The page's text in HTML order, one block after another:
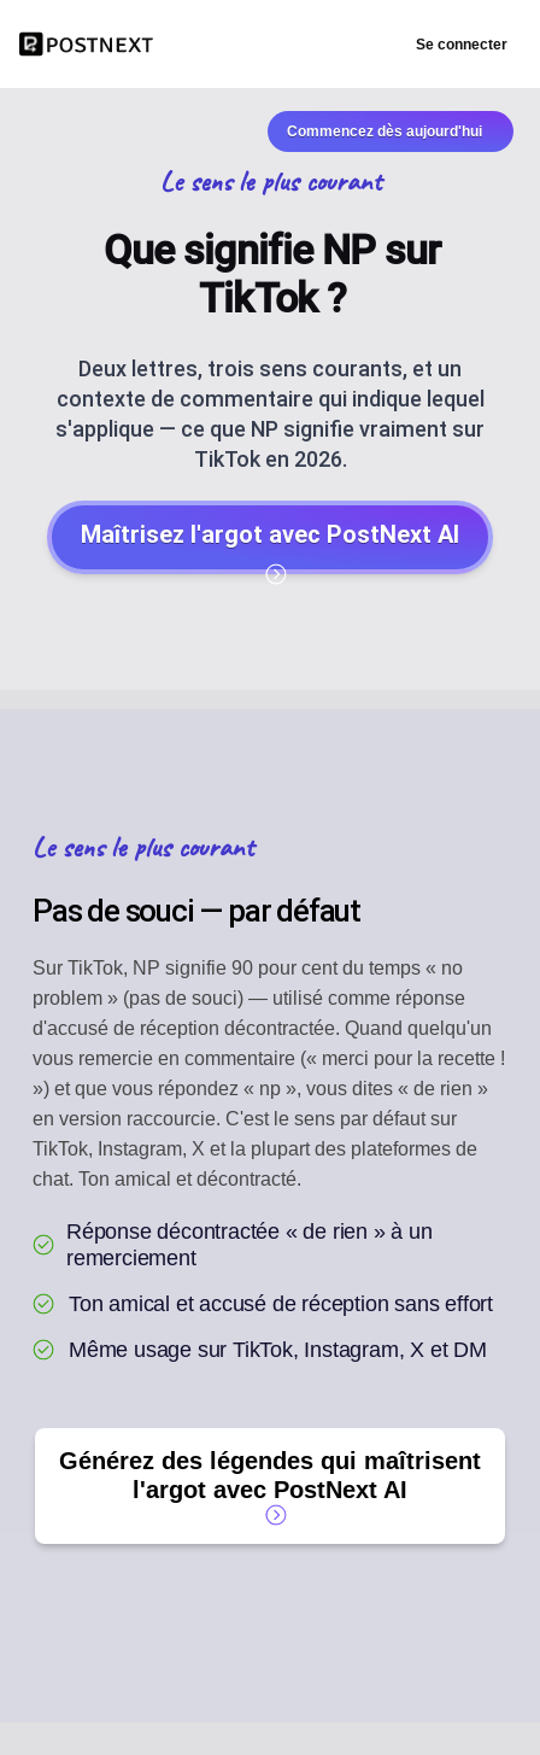
Se connecter
Commencez dès aujourd'hui
Le sens le plus courant
Que signifie NP sur
TikTok ?
Deux lettres, trois sens courants, et un
contexte de commentaire qui indique lequel
s'applique — ce que NP signifie vraiment sur
TikTok en 2026.
Maîtrisez l'argot avec PostNext AI
Le sens le plus courant
Pas de souci — par défaut
Sur TikTok, NP signifie 90 pour cent du temps « no
problem » (pas de souci) — utilisé comme réponse
d'accusé de réception décontractée. Quand quelqu'un
vous remercie en commentaire (« merci pour la recette !
») et que vous répondez « np », vous dites « de rien »
en version raccourcie. C'est le sens par défaut sur
TikTok, Instagram, X et la plupart des plateformes de
chat. Ton amical et décontracté.
Réponse décontractée « de rien » à un
remerciement
Ton amical et accusé de réception sans effort
Même usage sur TikTok, Instagram, X et DM
Générez des légendes qui maîtrisent
l'argot avec PostNext AI